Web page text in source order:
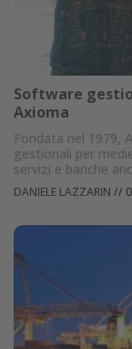
Software
Axioma
Fondata nel 1979,
gestionali per
servizi e banche
DANIELE LAZZARIN //